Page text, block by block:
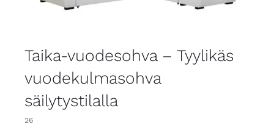
Taika-vuodesohva – Tyylikäs
vuodekulmasohva
säilytystilalla
26